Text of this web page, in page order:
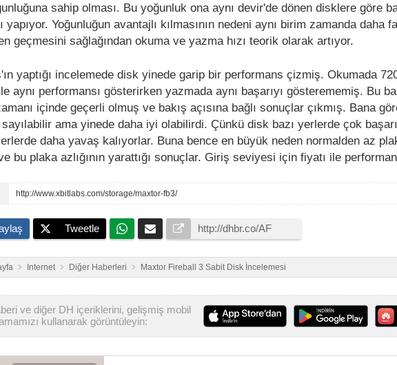
sahip olması. Bu yoğunluk ona aynı devir'de dönen disklere göre
yapıyor. Yoğunluğun avantajlı kılmasının nedeni aynı birim zamanda daha
geçmesini sağlağından okuma ve yazma hızı teorik olarak artıyor.
yaptığı incelemede disk yinede garip bir performans çizmiş. Okumada
aynı performansı gösterirken yazmada aynı başarıyı gösterememiş. Bu
içinde geçerli olmuş ve bakış açısına bağlı sonuçlar çıkmış. Bana
sayılabilir ama yinede daha iyi olabilirdi. Çünkü disk bazı yerlerde çok
daha yavaş kalıyorlar. Buna bence en büyük neden normalden az
bu plaka azlığının yarattığı sonuçlar. Giriş seviyesi için fiyatı ile
http://www.xbitlabs.com/storage/maxtor-fb3/
Tweetle
Internet Diğer Haberleri Maxtor Fireball 3 Sabit Disk İncelemesi
ve diğer DH içeriklerini, gelişmiş mobil
kullanarak görüntüleyin: